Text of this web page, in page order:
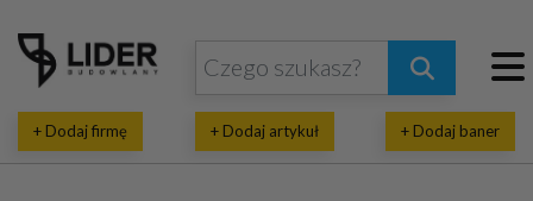
+ Dodaj firmę + Dodaj artykuł + Dodaj baner